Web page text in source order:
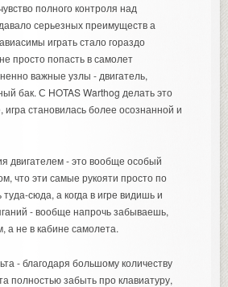
полного контроля над
серьезных преимуществ а
играть стало гораздо
просто попасть в самолет
важные узлы - двигатель,
бак. С HOTAS Warthog делать это
становилась более осознанной и
двигателем - это вообще особый
что эти самые рукояти просто по
сюда, а когда в игре видишь и
- вообще напрочь забываешь,
а не в кабине самолета.
- благодаря большому количеству
полностью забыть про клавиатуру,